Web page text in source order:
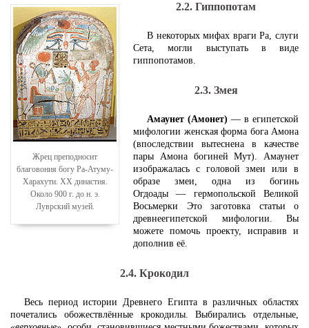
Жрец преподносит
благовония богу Ра-Атуму-
Харахути. XX династия.
Около 900 г. до н. э.
Луврский музей.
2.2. Гиппопотам
В некоторых мифах враги Ра, слуги
Сета, могли выступать в виде
гиппопотамов.
2.3. Змея
Амаунет (Амонет) — в египетской
мифологии женская форма бога Амона
(впоследствии вытеснена в качестве
пары Амона богиней Мут). Амаунет
изображалась с головой змеи или в
образе змеи, одна из богинь
Огдоады — гермопольской Великой
Восьмерки Это заготовка статьи о
древнеегипетской мифологии. Вы
можете помочь проекту, исправив и
дополнив её.
2.4. Крокодил
Весь период истории Древнего Египта в различных областях
почетались обожествлённые крокодилы. Выбирались отдельные,